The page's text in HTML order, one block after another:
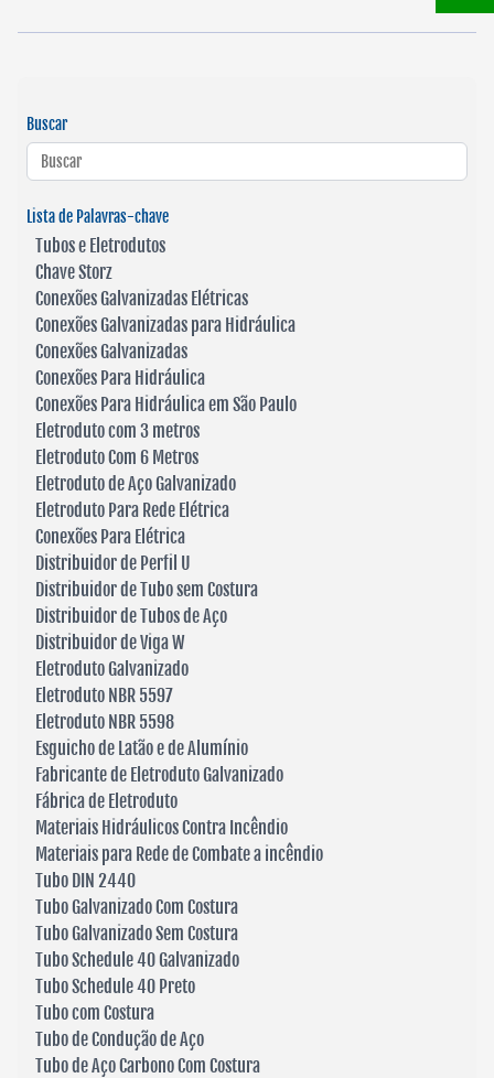
Buscar
Lista de Palavras-chave
Tubos e Eletrodutos
Chave Storz
Conexões Galvanizadas Elétricas
Conexões Galvanizadas para Hidráulica
Conexões Galvanizadas
Conexões Para Hidráulica
Conexões Para Hidráulica em São Paulo
Eletroduto com 3 metros
Eletroduto Com 6 Metros
Eletroduto de Aço Galvanizado
Eletroduto Para Rede Elétrica
Conexões Para Elétrica
Distribuidor de Perfil U
Distribuidor de Tubo sem Costura
Distribuidor de Tubos de Aço
Distribuidor de Viga W
Eletroduto Galvanizado
Eletroduto NBR 5597
Eletroduto NBR 5598
Esguicho de Latão e de Alumínio
Fabricante de Eletroduto Galvanizado
Fábrica de Eletroduto
Materiais Hidráulicos Contra Incêndio
Materiais para Rede de Combate a incêndio
Tubo DIN 2440
Tubo Galvanizado Com Costura
Tubo Galvanizado Sem Costura
Tubo Schedule 40 Galvanizado
Tubo Schedule 40 Preto
Tubo com Costura
Tubo de Condução de Aço
Tubo de Aço Carbono Com Costura